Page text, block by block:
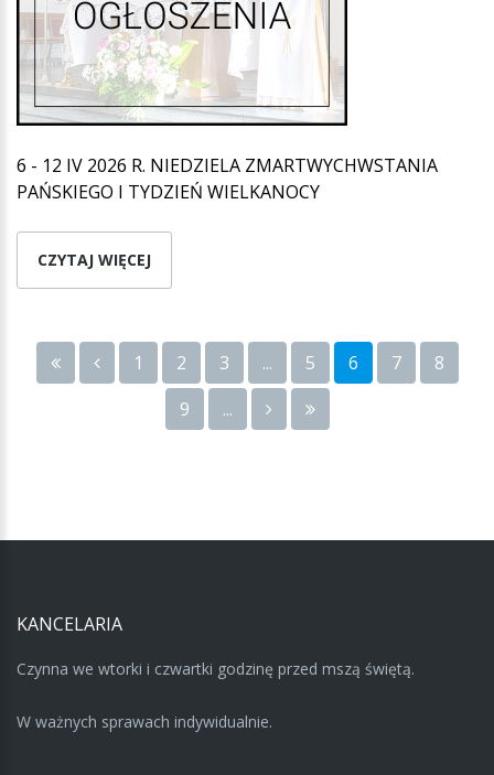
6 - 12 IV 2026 R. NIEDZIELA ZMARTWYCHWSTANIA
PAŃSKIEGO I TYDZIEŃ WIELKANOCY
CZYTAJ WIĘCEJ
1 2 3 ... 5 6 7
8
9
...
KANCELARIA
Czynna we wtorki i czwartki godzinę przed mszą świętą.
W ważnych sprawach indywidualnie.